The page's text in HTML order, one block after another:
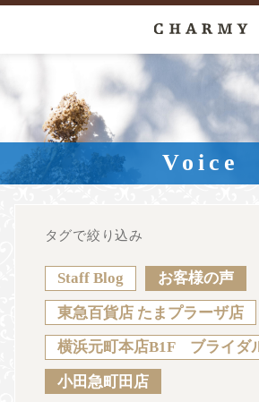
New Arrival
About
Engagement
Anniversary
News Blog
Voice
タグで絞り込み
Staff Blog お客様の声
東急百貨店 たまプラーザ店
横浜元町本店B1F ブライダ
小田急町田店